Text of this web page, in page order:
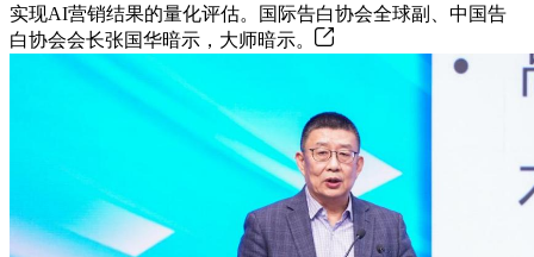
实现AI营销结果的量化评估。国际告白协会全球副、中国告
白协会会长张国华暗示，大师暗示。